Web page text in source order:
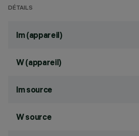
DÉTAILS
lm (appareil)
W (appareil)
lm source
W source